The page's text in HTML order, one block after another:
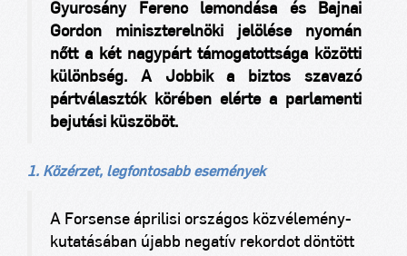
Gyurcsány Ferenc lemondása és Bajnai
Gordon miniszterelnöki jelölése nyomán
nőtt a két nagypárt támogatottsága közötti
különbség. A Jobbik a biztos szavazó
pártválasztók körében elérte a parlamenti
bejutási küszöböt.
1. Közérzet, legfontosabb események
A Forsense áprilisi országos közvélemény-
kutatásában újabb negatív rekordot döntött